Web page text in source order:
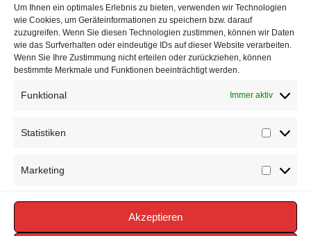
Um Ihnen ein optimales Erlebnis zu bieten, verwenden wir Technologien
wie Cookies, um Geräteinformationen zu speichern bzw. darauf
zuzugreifen. Wenn Sie diesen Technologien zustimmen, können wir Daten
wie das Surfverhalten oder eindeutige IDs auf dieser Website verarbeiten.
Wenn Sie Ihre Zustimmung nicht erteilen oder zurückziehen, können
bestimmte Merkmale und Funktionen beeinträchtigt werden.
Funktional Immer aktiv
Statistiken
Marketing
Akzeptieren
Datenschutzerklärung
Impressum
Cookie-Richtlinie (EU)
Copyright © 2026 FEUERWEHR VÖRDEN -